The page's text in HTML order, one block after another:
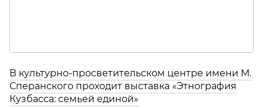
В культурно-просветительском центре имени М.
Сперанского проходит выставка «Этнография
Кузбасса: семьей единой»